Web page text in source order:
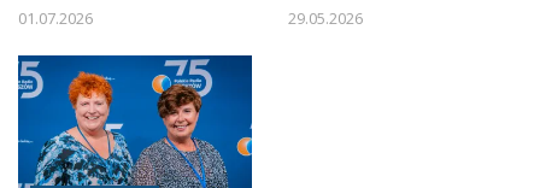
01.07.2026 29.05.2026